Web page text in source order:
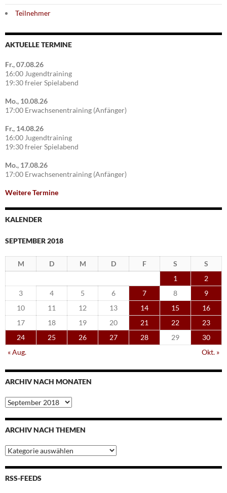
Teilnehmer
AKTUELLE TERMINE
Fr., 07.08.26
16:00 Jugendtraining
19:30 freier Spielabend
Mo., 10.08.26
17:00 Erwachsenentraining (Anfänger)
Fr., 14.08.26
16:00 Jugendtraining
19:30 freier Spielabend
Mo., 17.08.26
17:00 Erwachsenentraining (Anfänger)
Weitere Termine
KALENDER
SEPTEMBER 2018
M D M D F S
S
1
2
3
4 5 6 7 8
9
10
11 12 13 14 15
16
17
18 19 20 21 22
23
24
25 26 27 28 29
30
« Aug.
Okt. »
ARCHIV NACH MONATEN
Archiv
nach
Monaten
ARCHIV NACH THEMEN
Archiv
nach
Themen
RSS-FEEDS